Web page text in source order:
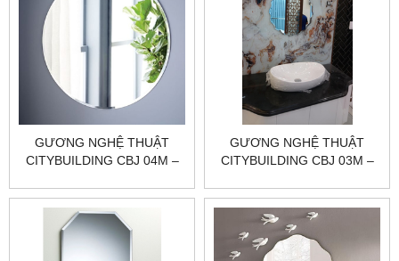
GƯƠNG NGHỆ THUẬT
CITYBUILDING CBJ 04M –
CHIẾU SẮC NÉT, HOÀN
THIỆN CHUẨN XƯỞNG
GƯƠNG NGHỆ THUẬT
CITYBUILDING CBJ 03M –
KHÔNG KHOAN, PHẢN
CHIẾU SẠCH, THI CÔNG
GỌN ĐẸP